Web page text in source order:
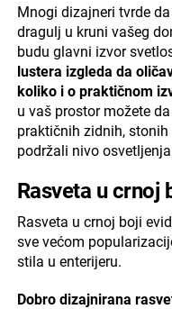
Mnogi dizajneri tvrde
dragulj u kruni vašeg
budu glavni izvor
lustera izgleda da
koliko i o praktičnom
u vaš prostor možete
praktičnih zidnih,
podržali nivo
Rasveta u crnoj
Rasveta u crnoj boji
sve većom
stila u enterijeru.
Dobro dizajnirana